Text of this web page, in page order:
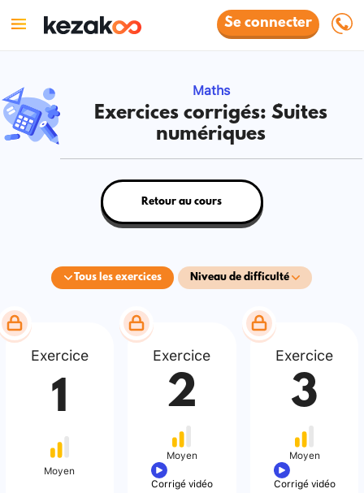
Se connecter
Maths
Exercices corrigés: Suites
numériques
Tous les exercices Niveau de difficulté
Retour au cours
Exercice
1
Moyen
Exercice
2
Moyen
Corrigé vidéo
Exercice
3
Moyen
Corrigé vidéo